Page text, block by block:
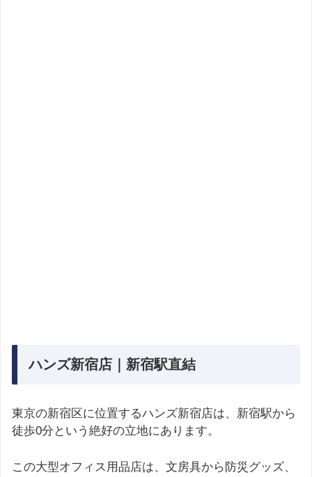
ハンズ新宿店｜新宿駅直結
東京の新宿区に位置するハンズ新宿店は、新宿駅から
徒歩0分という絶好の立地にあります。
この大型オフィス用品店は、文房具から防災グッズ、